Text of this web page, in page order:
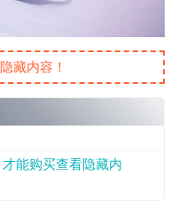
藏内容！
才能购买查看隐藏内